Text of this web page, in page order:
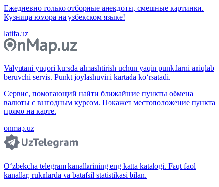
Ежедневно только отборные анекдоты, смешные картинки.
Кузница юмора на узбекском языке!
latifa.uz
Valyutani yuqori kursda almashtirish uchun yaqin punktlarni aniqlab
beruvchi servis. Punkt joylashuvini kartada ko‘rsatadi.
Сервис, помогающий найти ближайшие пункты обмена
валюты с выгодным курсом. Покажет местоположение пункта
прямо на карте.
onmap.uz
O‘zbekcha telegram kanallarining eng katta katalogi. Faqt faol
kanallar, ruknlarda va batafsil statistikasi bilan.